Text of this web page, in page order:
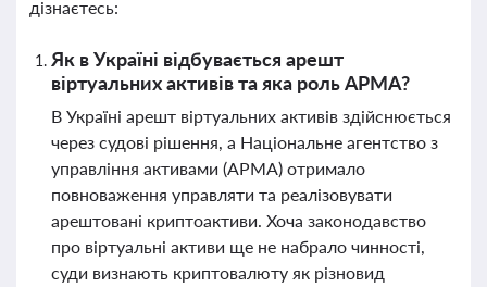
дізнаєтесь:
Як в Україні відбувається арешт
віртуальних активів та яка роль АРМА?
В Україні арешт віртуальних активів здійснюється
через судові рішення, а Національне агентство з
управління активами (АРМА) отримало
повноваження управляти та реалізовувати
арештовані криптоактиви. Хоча законодавство
про віртуальні активи ще не набрало чинності,
суди визнають криптовалюту як різновид